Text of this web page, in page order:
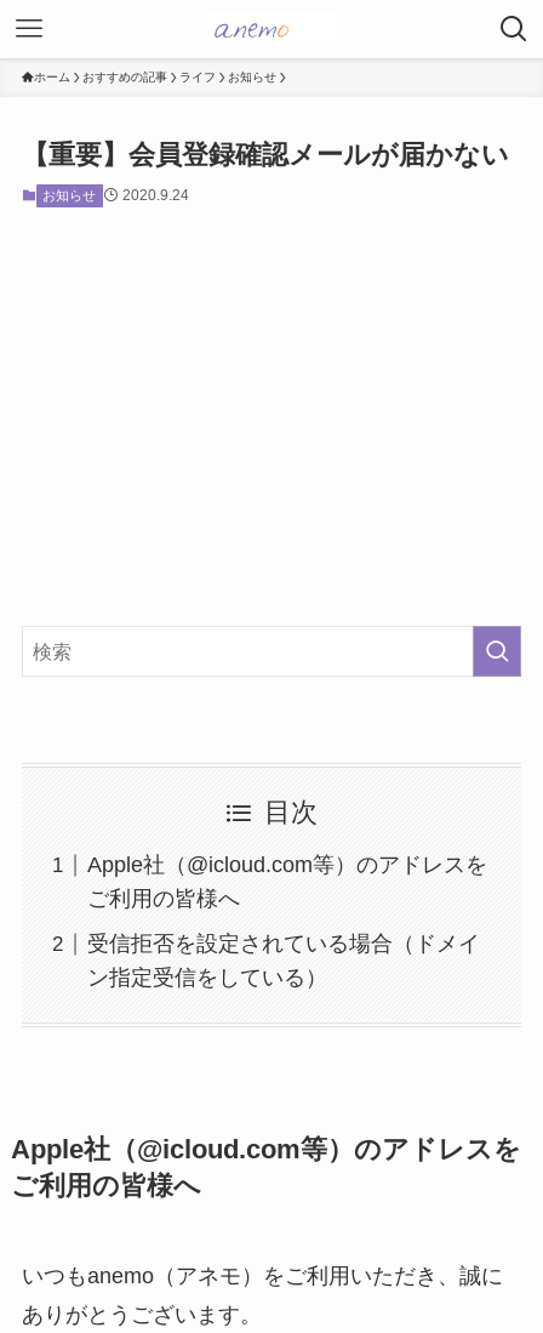
ホーム おすすめの記事 ライフ お知らせ
【重要】会員登録確認メールが届かない
お知らせ 2020.9.24
目次
Apple社（@icloud.com等）のアドレスを
ご利用の皆様へ
受信拒否を設定されている場合（ドメイ
ン指定受信をしている）
Apple社（@icloud.com等）のアドレスを
ご利用の皆様へ
いつもanemo（アネモ）をご利用いただき、誠に
ありがとうございます。